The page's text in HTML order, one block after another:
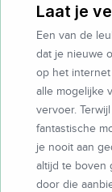
Laat je
Een van de
dat je nieuwe
op het
alle mogelijke
vervoer.
fantastische
je nooit aan
altijd te boven
door die